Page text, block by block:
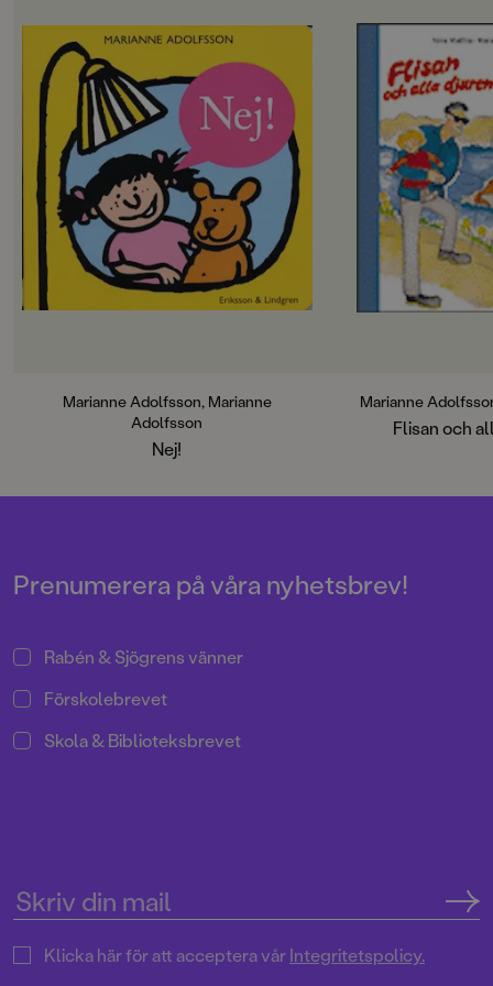
Marianne Adolfsson, Marianne
Adolfsson
Nej!
OM BOKEN
Så mycket
djurparken! Men
är intresserad av
Flisan. Hon hittar
djur...
Marianne
Flisan och
Prenumerera på våra nyhetsbrev!
Rabén & Sjögrens vänner
Förskolebrevet
Skola & Biblioteksbrevet
Klicka här för att acceptera vårIntegritetspolicy.